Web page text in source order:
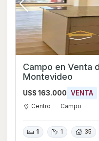
Campo en Venta de en
Montevideo
U$S 163.000 VENTA
Centro Campo
1 1 35